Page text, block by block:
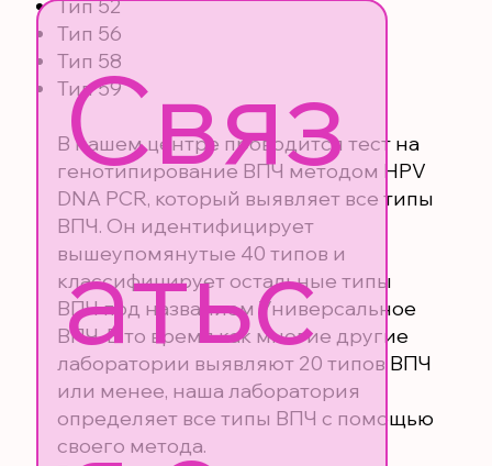
Тип 52
Тип 56
Тип 58
Тип 59
В нашем центре проводится тест на
генотипирование ВПЧ методом HPV
DNA PCR, который выявляет все типы
ВПЧ. Он идентифицирует
вышеупомянутые 40 типов и
классифицирует остальные типы
ВПЧ под названием Универсальное
ВПЧ. В то время как многие другие
лаборатории выявляют 20 типов ВПЧ
или менее, наша лаборатория
определяет все типы ВПЧ с помощью
своего метода.
Связ
атьс